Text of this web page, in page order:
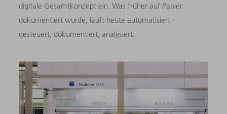
digitale Gesamtkonzept ein. Was früher auf Papier
dokumentiert wurde, läuft heute automatisiert –
gesteuert, dokumentiert, analysiert.